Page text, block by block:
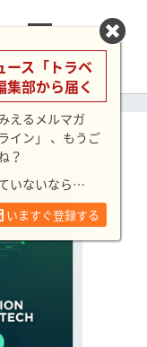
メニュー
ース「トラベ
部から届く
えるメルマガ
イン」 、もうご
？
いないなら…
いますぐ登録する